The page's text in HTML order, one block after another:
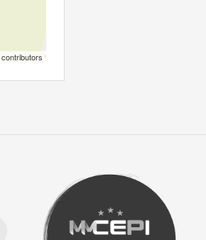
contributors